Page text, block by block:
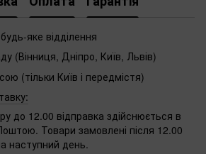
яке відділення
(Вінниця, Дніпро, Київ, Львів)
(тільки Київ і передмістя)
до 12.00 відправка здійснюється в
Товари замовлені після 12.00
наступний день.